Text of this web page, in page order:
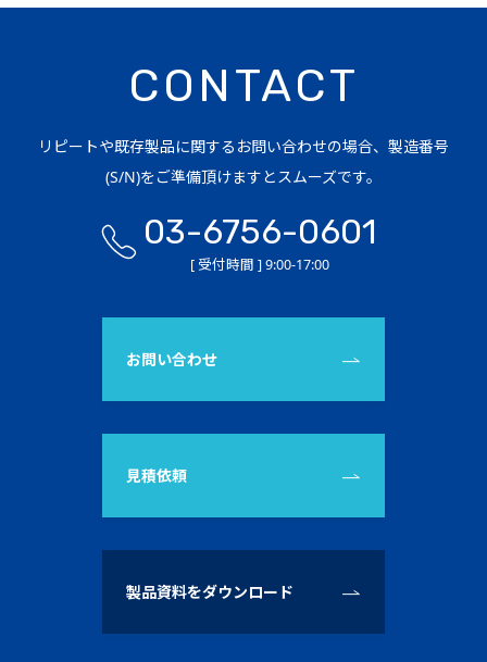
CONTACT
リピートや既存製品に関するお問い合わせの場合、製造番号
(S/N)をご準備頂けますとスムーズです。
03-6756-0601
[ 受付時間 ] 9:00-17:00
お問い合わせ
見積依頼
製品資料をダウンロード